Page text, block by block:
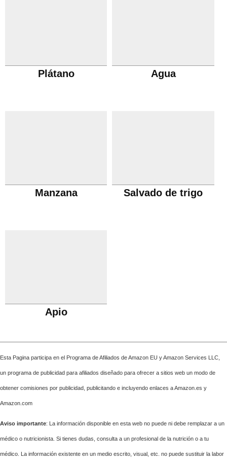
Plátano Agua
Manzana Salvado de trigo
Apio
Esta Pagina participa en el Programa de Afiliados de Amazon EU y Amazon Services LLC,
un programa de publicidad para afiliados diseñado para ofrecer a sitios web un modo de
obtener comisiones por publicidad, publicitando e incluyendo enlaces a Amazon.es y
Amazon.com
Aviso importante: La información disponible en esta web no puede ni debe remplazar a un
médico o nutricionista. Si tienes dudas, consulta a un profesional de la nutrición o a tu
médico. La información existente en un medio escrito, visual, etc. no puede sustituir la labor